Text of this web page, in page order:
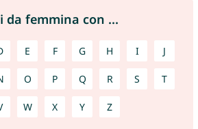
da femmina con ...
E F G H I J
O P Q R S T
W X Y Z